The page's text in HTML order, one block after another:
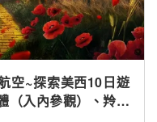
空~探索美西10日遊
（入內參觀）、羚羊